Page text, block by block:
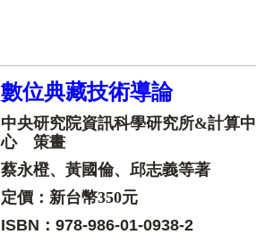
數位典藏技術導論
中央研究院資訊科學研究所&計算中
心 策畫
蔡永橙、黃國倫、邱志義等著
定價：新台幣350元
ISBN：978-986-01-0938-2